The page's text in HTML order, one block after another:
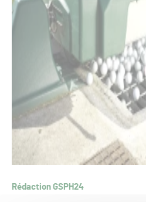
Rédaction GSPH24